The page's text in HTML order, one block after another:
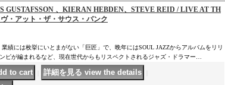
GUSTAFSSON 、KIERAN HEBDEN、STEVE REID / LIVE AT TH
・アット・ザ・サウス・バンク
績には枚挙にいとまがない「巨匠」で、晩年にはSOUL JAZZからアルバムをリリ
ピが編まれるなど、現在世代からもリスペクトされるジャズ・ドラマー…